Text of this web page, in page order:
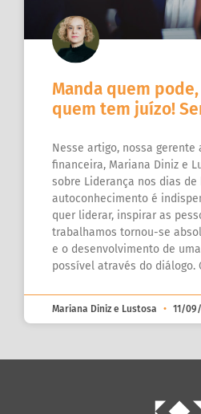
Manda quem
quem tem juízo!
Nesse artigo, nossa
financeira, Mariana Diniz e
sobre Liderança nos dias de
autoconhecimento é
quer liderar, inspirar as
trabalhamos tornou-se
e o desenvolvimento de
possível através do diálogo.
Mariana Diniz e Lustosa 11/